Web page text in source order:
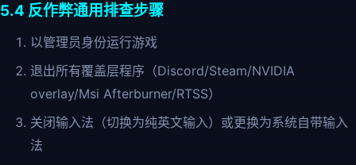
5.4 反作弊通用排查步骤
以管理员身份运行游戏
退出所有覆盖层程序（Discord/Steam/NVIDIA
overlay/Msi Afterburner/RTSS）
关闭输入法（切换为纯英文输入）或更换为系统自带输入
法